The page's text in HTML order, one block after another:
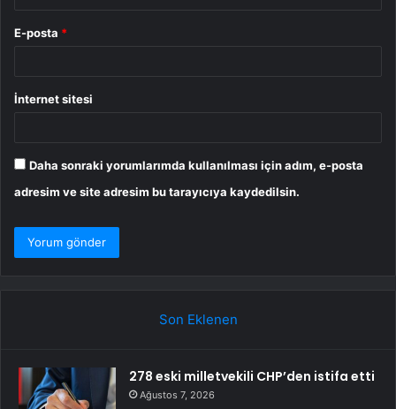
E-posta *
İnternet sitesi
Daha sonraki yorumlarımda kullanılması için adım, e-posta
adresim ve site adresim bu tarayıcıya kaydedilsin.
Son Eklenen
278 eski milletvekili CHP’den istifa etti
Ağustos 7, 2026